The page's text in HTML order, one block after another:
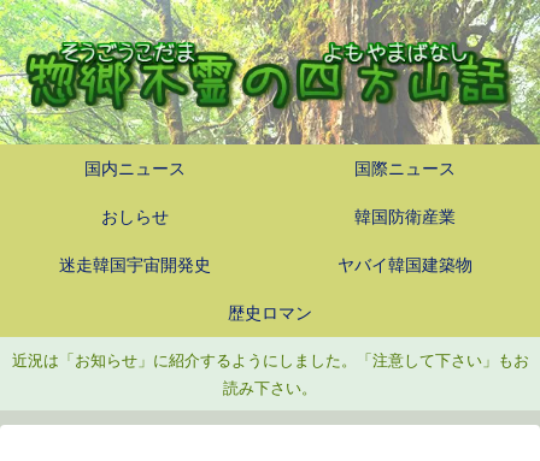
国内ニュース 国際ニュース
おしらせ 韓国防衛産業
迷走韓国宇宙開発史 ヤバイ韓国建築物
歴史ロマン
近況は「お知らせ」に紹介するようにしました。「注意して下さい」もお
読み下さい。